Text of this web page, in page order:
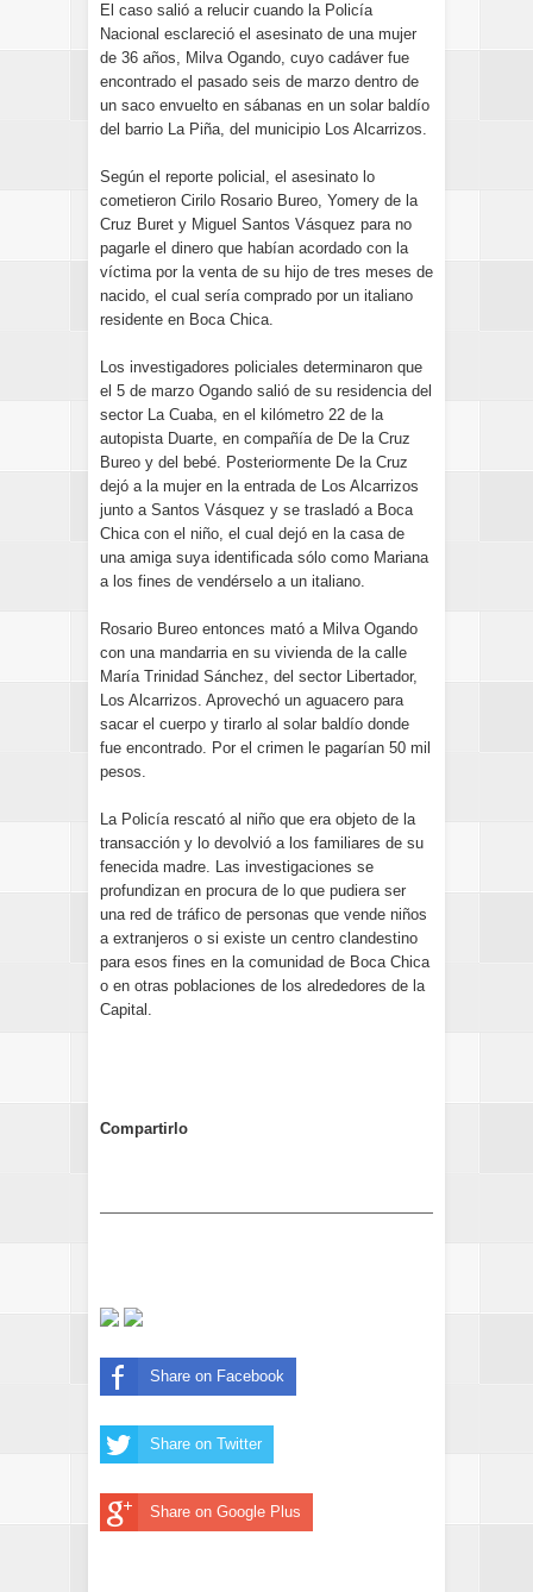
El caso salió a relucir cuando la Policía
Nacional esclareció el asesinato de una mujer
de 36 años, Milva Ogando, cuyo cadáver fue
encontrado el pasado seis de marzo dentro de
un saco envuelto en sábanas en un solar baldío
del barrio La Piña, del municipio Los Alcarrizos.
Según el reporte policial, el asesinato lo
cometieron Cirilo Rosario Bureo, Yomery de la
Cruz Buret y Miguel Santos Vásquez para no
pagarle el dinero que habían acordado con la
víctima por la venta de su hijo de tres meses de
nacido, el cual sería comprado por un italiano
residente en Boca Chica.
Los investigadores policiales determinaron que
el 5 de marzo Ogando salió de su residencia del
sector La Cuaba, en el kilómetro 22 de la
autopista Duarte, en compañía de De la Cruz
Bureo y del bebé. Posteriormente De la Cruz
dejó a la mujer en la entrada de Los Alcarrizos
junto a Santos Vásquez y se trasladó a Boca
Chica con el niño, el cual dejó en la casa de
una amiga suya identificada sólo como Mariana
a los fines de vendérselo a un italiano.
Rosario Bureo entonces mató a Milva Ogando
con una mandarria en su vivienda de la calle
María Trinidad Sánchez, del sector Libertador,
Los Alcarrizos. Aprovechó un aguacero para
sacar el cuerpo y tirarlo al solar baldío donde
fue encontrado. Por el crimen le pagarían 50 mil
pesos.
La Policía rescató al niño que era objeto de la
transacción y lo devolvió a los familiares de su
fenecida madre. Las investigaciones se
profundizan en procura de lo que pudiera ser
una red de tráfico de personas que vende niños
a extranjeros o si existe un centro clandestino
para esos fines en la comunidad de Boca Chica
o en otras poblaciones de los alrededores de la
Capital.
Compartirlo
Share on Facebook
Share on Twitter
Share on Google Plus